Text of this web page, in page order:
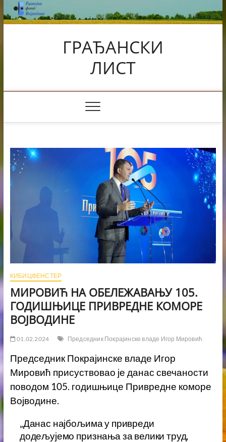
Skip
to
content
ГРАЂАНСКИ
ЛИСТ
КИБИЦФЕНСТЕР
МИРОВИЋ НА ОБЕЛЕЖАВАЊУ 105.
ГОДИШЊИЦЕ ПРИВРЕДНЕ КОМОРЕ
ВОЈВОДИНЕ
01.02.2024 Председник Покрајинске владе Игор Мировић
Председник Покрајинске владе Игор
Мировић присуствовао је данас свечаности
поводом 105. годишњице Привредне коморе
Војводине.
„Данас најбољима у привреди
додељујемо признања за велики труд,